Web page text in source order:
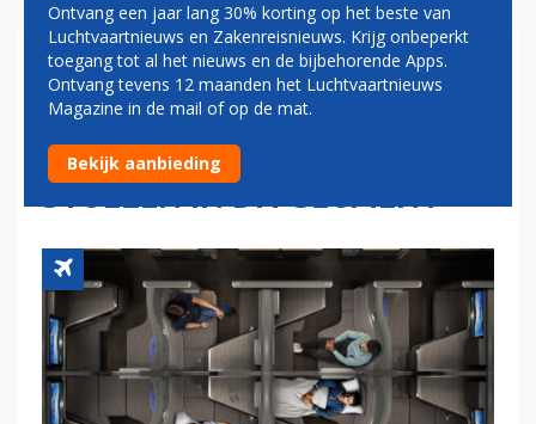
ANA ONTHULT NIEUWE
BUSINESS CLASS VOOR
BOEING 787-9'S: 'RUIMSTE
STOELEN IN DIT SEGMENT'
Ontvang een jaar lang 30% korting op het beste van
Luchtvaartnieuws en Zakenreisnieuws. Krijg onbeperkt
toegang tot al het nieuws en de bijbehorende Apps.
Ontvang tevens 12 maanden het Luchtvaartnieuws
Magazine in de mail of op de mat.
Bekijk aanbieding